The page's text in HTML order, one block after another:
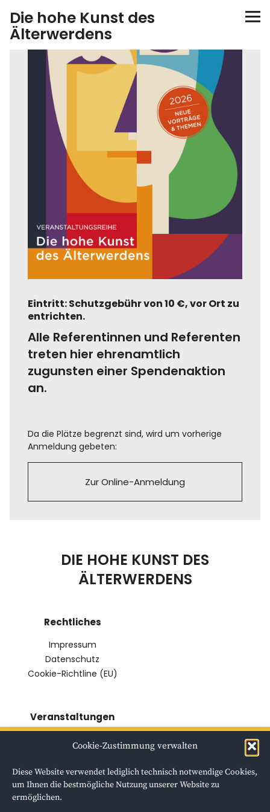
Cookie-Zustimmung verwalten
Diese Website verwendet lediglich technisch notwendige Cookies,
um Ihnen die bestmögliche Nutzung unserer Website zu
ermöglichen.
Die hohe Kunst des
Älterwerdens
Startseite
Veranstaltungen
Online-Anmeldung
Eintritt: Schutzgebühr von 10 €, vor Ort zu
entrichten.
Alle Referentinnen und Referenten
treten hier ehrenamtlich
zugunsten einer Spendenaktion
an.
Da die Plätze begrenzt sind, wird um vorherige
Anmeldung gebeten:
Zur Online-Anmeldung
DIE HOHE KUNST DES
ÄLTERWERDENS
Rechtliches
Impressum
Datenschutz
Cookie-Richtline (EU)
Veranstaltungen
VERANSTALTUNG 1
(PODIUMSGESPRÄCH)
VERANSTALTUNG 3
(VORTRAG)